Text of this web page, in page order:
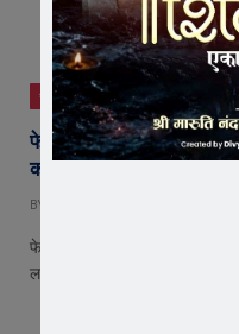
सोशल न्यूज़
फेक न्यूज़ पर ‘करारी चोट’:
कसने जा रही सख्त लगाम
BY
फेक न्यूज़ पर ‘करारी चोट’: OTT
लगा आईटी नियमों में बड़े…